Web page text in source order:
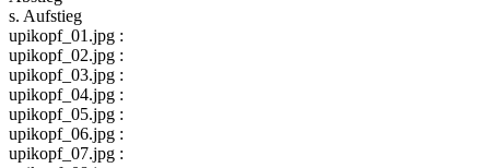
s. Aufstieg
upikopf_01.jpg :
upikopf_02.jpg :
upikopf_03.jpg :
upikopf_04.jpg :
upikopf_05.jpg :
upikopf_06.jpg :
upikopf_07.jpg :